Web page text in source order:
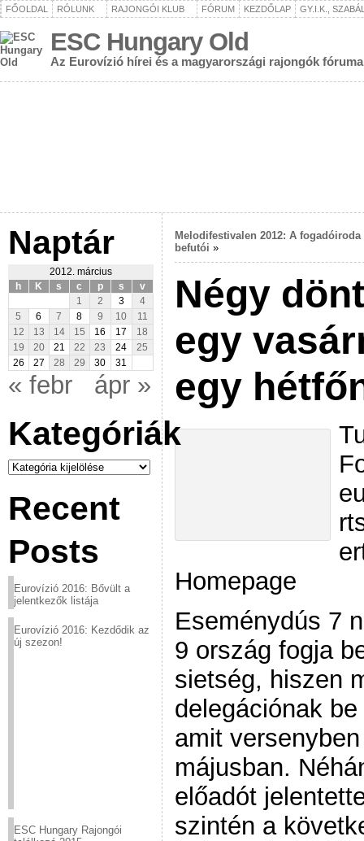
FŐOLDAL RÓLUNK RAJONGÓI KLUB FÓRUM KEZDŐLAP GY.I.K.,
ESC Hungary Old
Az Eurovízió hírei és a magyarországi rajongók fóruma
Naptár
2012. március
h
K s c p s
v
1
2 3
4
5
6 7 8 9 10
11
12
13 14 15 16 17
18
19
20 21 22 23 24
25
26
27 28 29 30 31
« febr ápr »
Kategóriák
Kategóriák
Recent
Posts
Eurovízió 2016: Bővült a
jelentkezők listája
Eurovízió 2016: Kezdődik az
új szezon!
ESC Hungary Rajongói
Melodifestivalen 2012: A fogadóiroda
befutói »
Négy
egy
egy
Homepage
Eseménydús 7
9 ország fogja
sietség, hiszen
delegációnak
amit
májusban.
előadót
szintén a